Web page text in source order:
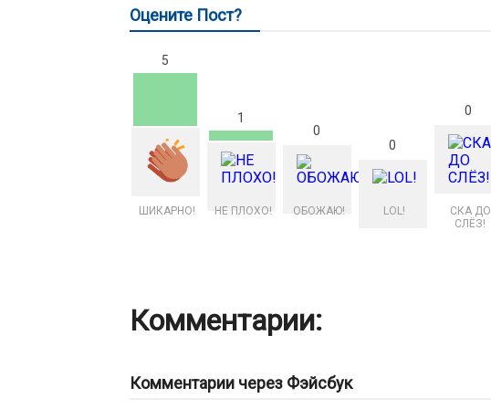
Оцените Пост?
5
ШИКАРНО!
1
НЕ ПЛОХО!
0
ОБОЖАЮ!
0
LOL!
0
СКА ДО
СЛЁЗ!
Комментарии:
Комментарии через Фэйсбук